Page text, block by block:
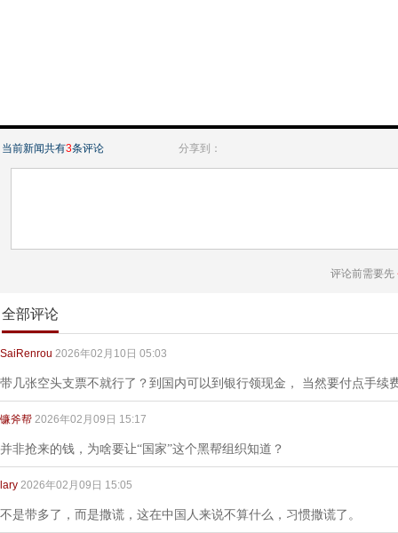
当前新闻共有3条评论 分享到：
评论前需要先
全部评论
SaiRenrou 2026年02月10日 05:03
带几张空头支票不就行了？到国内可以到银行领现金， 当然要付点手续
镰斧帮 2026年02月09日 15:17
并非抢来的钱，为啥要让“国家”这个黑帮组织知道？
lary 2026年02月09日 15:05
不是带多了，而是撒谎，这在中国人来说不算什么，习惯撒谎了。